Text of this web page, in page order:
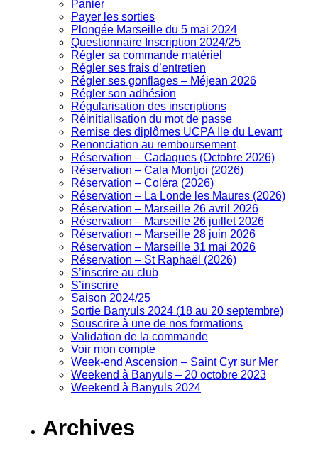
Panier
Payer les sorties
Plongée Marseille du 5 mai 2024
Questionnaire Inscription 2024/25
Régler sa commande matériel
Régler ses frais d’entretien
Régler ses gonflages – Méjean 2026
Régler son adhésion
Régularisation des inscriptions
Réinitialisation du mot de passe
Remise des diplômes UCPA Ile du Levant
Renonciation au remboursement
Réservation – Cadaques (Octobre 2026)
Réservation – Cala Montjoi (2026)
Réservation – Coléra (2026)
Réservation – La Londe les Maures (2026)
Réservation – Marseille 26 avril 2026
Réservation – Marseille 26 juillet 2026
Réservation – Marseille 28 juin 2026
Réservation – Marseille 31 mai 2026
Réservation – St Raphaël (2026)
S’inscrire au club
S’inscrire
Saison 2024/25
Sortie Banyuls 2024 (18 au 20 septembre)
Souscrire à une de nos formations
Validation de la commande
Voir mon compte
Week-end Ascension – Saint Cyr sur Mer
Weekend à Banyuls – 20 octobre 2023
Weekend à Banyuls 2024
Archives